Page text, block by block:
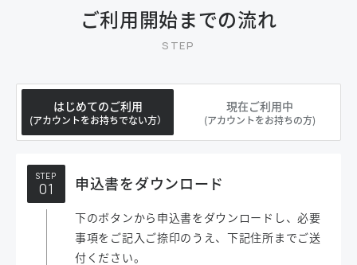
ご利用開始までの流れ
はじめてのご利用
(アカウントをお持ちでない方）
現在ご利用中
(アカウントをお持ちの方)
STEP 申込書をダウンロード
下のボタンから申込書をダウンロードし、必要
事項をご記入ご捺印のうえ、下記住所までご送
付ください。